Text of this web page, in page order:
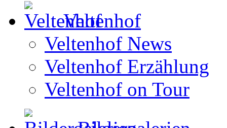
Veltenhof
Veltenhof News
Veltenhof Erzählung
Veltenhof on Tour